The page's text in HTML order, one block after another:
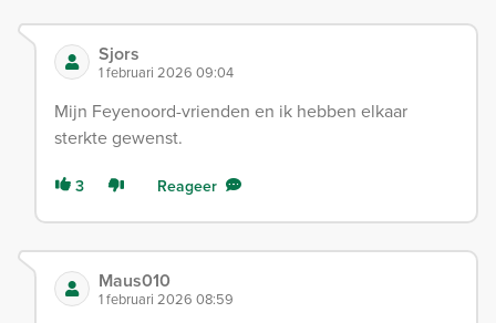
Sjors
1 februari 2026 09:04
Mijn Feyenoord-vrienden en ik hebben elkaar
sterkte gewenst.
3 Reageer
Maus010
1 februari 2026 08:59